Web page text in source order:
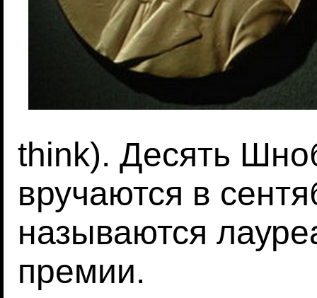
think). Десять
вручаются в
называются
премии.